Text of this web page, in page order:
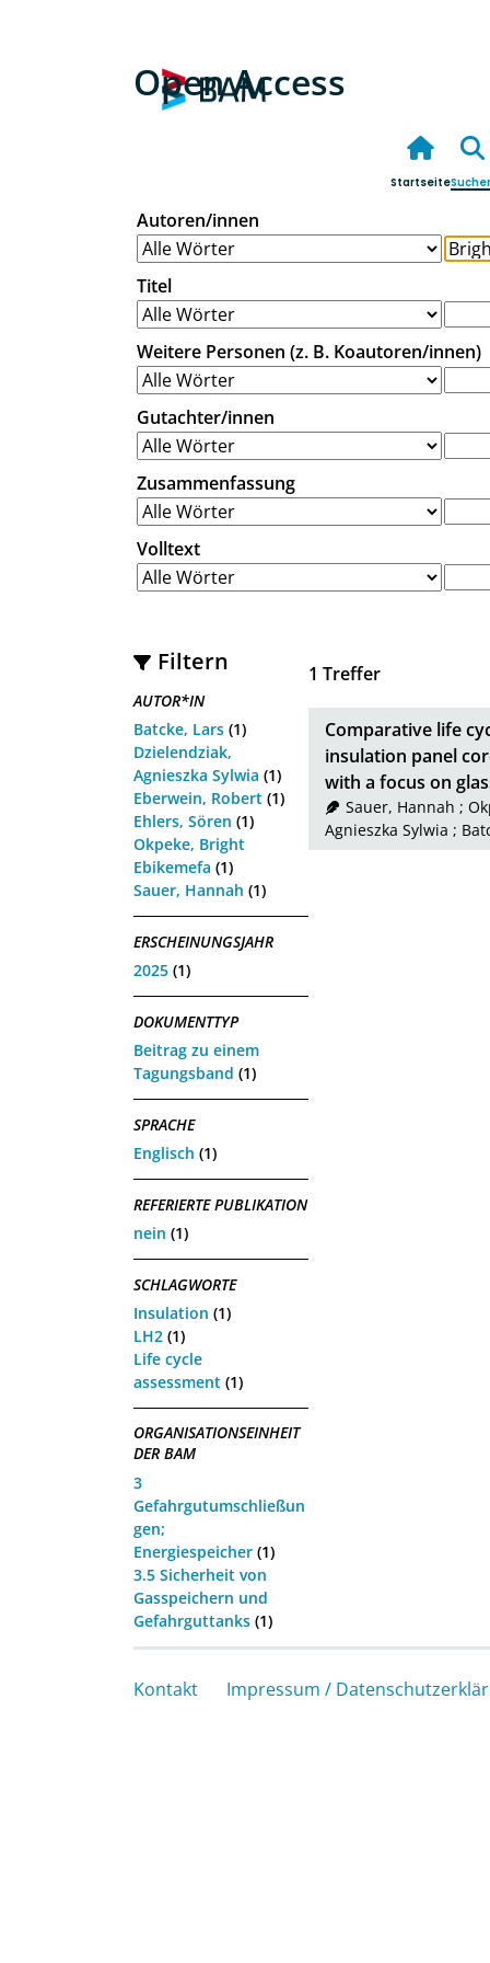
Open Access
Startseite
Autoren/innen
Titel
Weitere Personen (z. B. Koautoren/innen)
Gutachter/innen
Zusammenfassung
Volltext
Filtern
AUTOR*IN
Batcke, Lars (1)
Dzielendziak,
Agnieszka Sylwia (1)
Eberwein, Robert (1)
Ehlers, Sören (1)
Okpeke, Bright
Ebikemefa (1)
Sauer, Hannah (1)
ERSCHEINUNGSJAHR
2025 (1)
DOKUMENTTYP
Beitrag zu einem
Tagungsband (1)
SPRACHE
Englisch (1)
REFERIERTE PUBLIKATION
nein (1)
SCHLAGWORTE
Insulation (1)
LH2 (1)
Life cycle
assessment (1)
ORGANISATIONSEINHEIT
DER BAM
3
Gefahrgutumschließun
gen;
Energiespeicher (1)
3.5 Sicherheit von
Gasspeichern und
Gefahrguttanks (1)
1 Treffer
Comparative life
insulation panel
with a focus on
Sauer, Hannah ;
Agnieszka Sylwia ;
Kontakt Impressum /